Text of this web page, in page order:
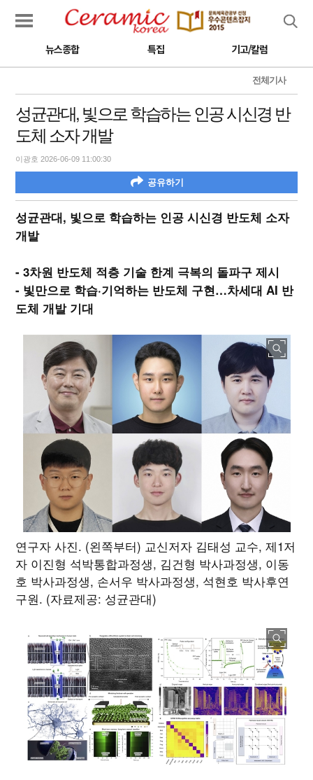
뉴스종합 특집 기고/칼럼
전체기사
성균관대, 빛으로 학습하는 인공 시신경 반
도체 소자 개발
이광호 2026-06-09 11:00:30
공유하기
성균관대, 빛으로 학습하는 인공 시신경 반도체 소자
개발
- 3차원 반도체 적층 기술 한계 극복의 돌파구 제시
- 빛만으로 학습·기억하는 반도체 구현…차세대 AI 반
도체 개발 기대
연구자 사진. (왼쪽부터) 교신저자 김태성 교수, 제1저
자 이진형 석박통합과정생, 김건형 박사과정생, 이동
호 박사과정생, 손서우 박사과정생, 석현호 박사후연
구원. (자료제공: 성균관대)
검색